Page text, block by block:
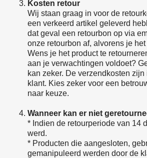
Kosten retour
Wij staan graag in voor de
een verkeerd artikel geleverd
dat geval een retourbon op via
onze retourbon af, alvorens je
Wens je het product te
aan je verwachtingen voldoet?
kan zeker. De verzendkosten
klant. Kies zeker voor een
naar keuze.
Wanneer kan er niet
* Indien de retourperiode van 14
werd.
* Producten die aangesloten,
gemanipuleerd werden door de